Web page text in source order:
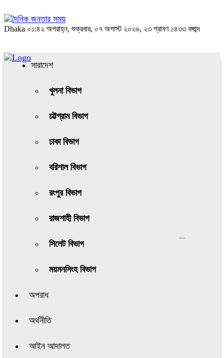
Dhaka ০১:৪২ অপরাহ্ন, শুক্রবার, ০৭ অগাস্ট ২০২৬, ২৩ শ্রাবণ ১৪৩৩ বঙ্গাব্দ
সারাদেশ
খুলনা বিভাগ
চট্টগ্রাম বিভাগ
ঢাকা বিভাগ
বরিশাল বিভাগ
রংপুর বিভাগ
রাজশাহী বিভাগ
সিলেট বিভাগ
ময়মনসিংহ বিভাগ
অপরাধ
অর্থনীতি
আইন আদালত